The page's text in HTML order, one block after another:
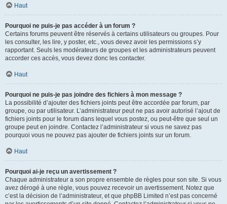
Haut
Pourquoi ne puis-je pas accéder à un forum ?
Certains forums peuvent être réservés à certains utilisateurs ou groupes. Pour
les consulter, les lire, y poster, etc., vous devez avoir les permissions s’y
rapportant. Seuls les modérateurs de groupes et les administrateurs peuvent
accorder ces accès, vous devez donc les contacter.
Haut
Pourquoi ne puis-je pas joindre des fichiers à mon message ?
La possibilité d’ajouter des fichiers joints peut être accordée par forum, par
groupe, ou par utilisateur. L’administrateur peut ne pas avoir autorisé l’ajout de
fichiers joints pour le forum dans lequel vous postez, ou peut-être que seul un
groupe peut en joindre. Contactez l’administrateur si vous ne savez pas
pourquoi vous ne pouvez pas ajouter de fichiers joints sur un forum.
Haut
Pourquoi ai-je reçu un avertissement ?
Chaque administrateur a son propre ensemble de règles pour son site. Si vous
avez dérogé à une règle, vous pouvez recevoir un avertissement. Notez que
c’est la décision de l’administrateur, et que phpBB Limited n’est pas concerné